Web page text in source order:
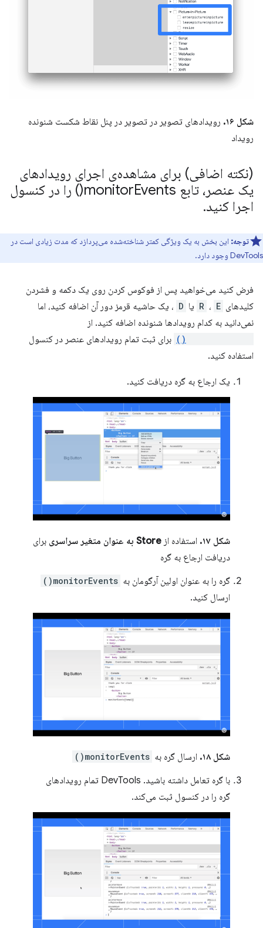
شکل ۱۶.
رویدادهای تصویر در تصویر در پنل نقاط شکست شنونده
رویداد
(نکته اضافی) برای مشاهده‌ی اجرای رویدادهای
یک عنصر، تابع
monitorEvents(
) را در کنسول
اجرا کنید.
توجه: این بخش به یک ویژگی کمتر شناخته‌شده می‌پردازد که مدت زیادی است در
DevTools وجود دارد.
فرض کنید می‌خواهید پس از فوکوس کردن روی یک دکمه و فشردن
کلیدهای
R ، E یا D ، یک حاشیه قرمز دور آن اضافه کنید، اما
نمی‌دانید به کدام رویدادها شنونده اضافه کنید. از
برای ثبت تمام رویدادهای عنصر در کنسول
استفاده کنید.
یک ارجاع به گره دریافت کنید.
شکل ۱۷. استفاده از Store به عنوان متغیر سراسری
برای
دریافت ارجاع به گره
گره را به عنوان اولین آرگومان به monitorEvents()
ارسال کنید.
شکل ۱۸. ارسال گره به monitorEvents()
با گره تعامل داشته باشید. DevTools تمام رویدادهای
گره را در کنسول ثبت می‌کند.